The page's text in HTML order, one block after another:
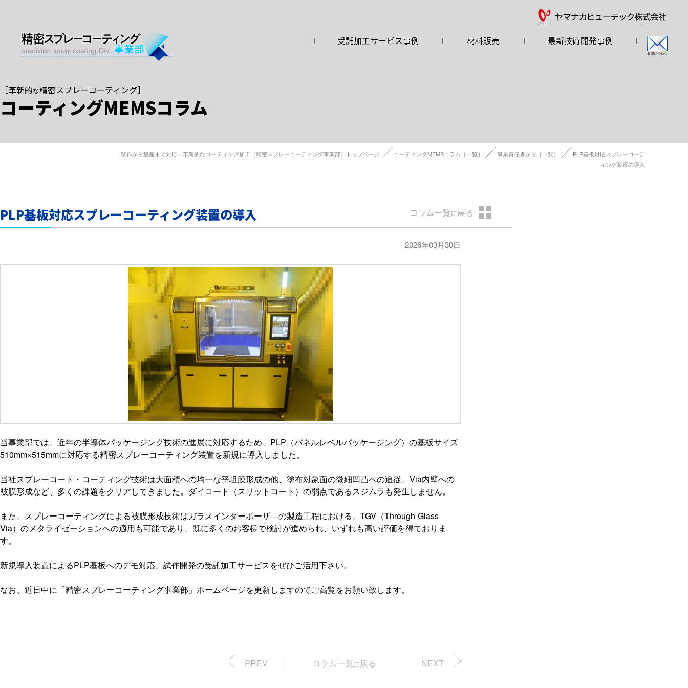
受託加工サービス事例 材料販売 最新技術開発事例
コーティングMEMSコラム
［革新的な精密スプレーコーティング］
試作から量産まで対応・革新的なコーティング加工［精密スプレーコーティング事業部］トップページ コーティングMEMSコラム［一覧］ 事業責任者から［一覧］
PLP基板対応スプレーコーテ
ィング装置の導入
PLP基板対応スプレーコーティング装置の導入
2026年03月30日
コラム一覧に戻る
当事業部では、近年の半導体パッケージング技術の進展に対応するため、 PLP （パネルレベルパッケージング）の基板サイズ
510mm×515mmに対応する精密スプレーコーティング装置を新規に導入しました。
当社スプレーコート・コーティング技術は大面積への均一な平坦膜形成の他、塗布対象面の微細凹凸への追従、 Via内壁への
被膜形成など、多くの課題をクリアしてきました。ダイコート（スリットコート）の弱点であるスジムラも発生しません。
また、スプレーコーティングによる被膜形成技術はガラスインターポーザ―の製造工程における、 TGV （Through-Glass
Via）のメタライゼーションへの適用も可能であり、既に多くのお客様で検討が進められ、いずれも高い評価を得ておりま
す。
新規導入装置によるPLP基板へのデモ対応、試作開発の受託加工サービスをぜひご活用下さい。
なお、近日中に「精密スプレーコーティング事業部」ホームページを更新しますのでご高覧をお願い致します。
PREV コラム一覧に戻る NEXT